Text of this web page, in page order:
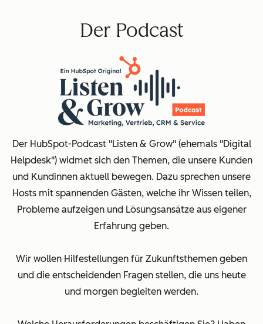
Der Podcast
Der HubSpot-Podcast "Listen & Grow" (ehemals "Digital
Helpdesk") widmet sich den Themen, die unsere Kunden
und Kundinnen aktuell bewegen. Dazu sprechen unsere
Hosts mit spannenden Gästen, welche ihr Wissen teilen,
Probleme aufzeigen und Lösungsansätze aus eigener
Erfahrung geben.
Wir wollen Hilfestellungen für Zukunftsthemen geben
und die entscheidenden Fragen stellen, die uns heute
und morgen begleiten werden.